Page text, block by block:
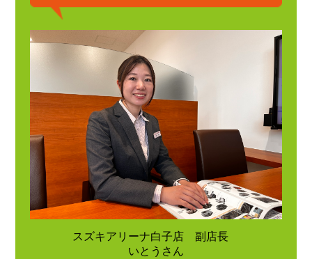
スズキアリーナ白子店 副店長
いとうさん